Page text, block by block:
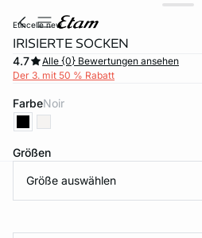
etincelle new
IRISIERTE SOCKEN
4.7
Alle {0} Bewertungen ansehen
Der 3. mit 50 % Rabatt
Farbe noir
Größen
Größe auswählen